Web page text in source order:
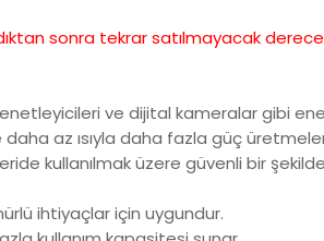
sonra tekrar satılmayacak
ve dijital kameralar gibi
daha az ısıyla daha fazla güç
kullanılmak üzere güvenli bir
ihtiyaçlar için uygundur.